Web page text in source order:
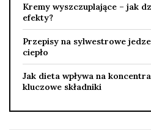
Kremy wyszczuplające – jak
efekty?
Przepisy na sylwestrowe
ciepło
Jak dieta wpływa na
kluczowe składniki